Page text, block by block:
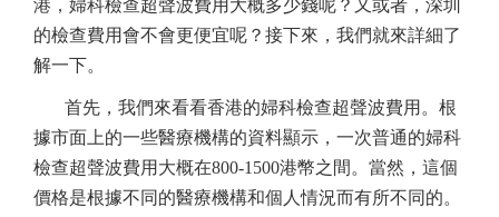
港，婦科檢查超聲波費用大概多少錢呢？又或者，深圳
的檢查費用會不會更便宜呢？接下來，我們就來詳細了
解一下。
首先，我們來看看香港的婦科檢查超聲波費用。根
據市面上的一些醫療機構的資料顯示，一次普通的婦科
檢查超聲波費用大概在800-1500港幣之間。當然，這個
價格是根據不同的醫療機構和個人情況而有所不同的。